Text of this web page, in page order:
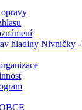
hladiny Nivničky -